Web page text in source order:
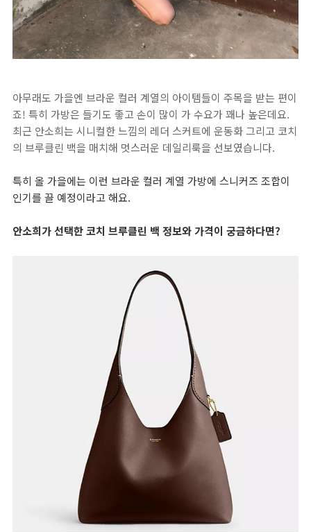
아무래도 가을엔 브라운 컬러 계열의 아이템들이 주목을 받는 편이
죠! 특히 가방은 들기도 좋고 손이 많이 가 수요가 꽤나 높은데요.
최근 안소희는 시니컬한 느낌의 레더 스커트에 운동화 그리고 코치
의 브루클린 백을 매치해 멋스러운 데일리룩을 선보였습니다.
특히 올 가을에는 이런 브라운 컬러 계열 가방에 스니커즈 조합이
인기를 끌 예정이라고 해요.
안소희가 선택한 코치 브루클린 백 정보와 가격이 궁금하다면?